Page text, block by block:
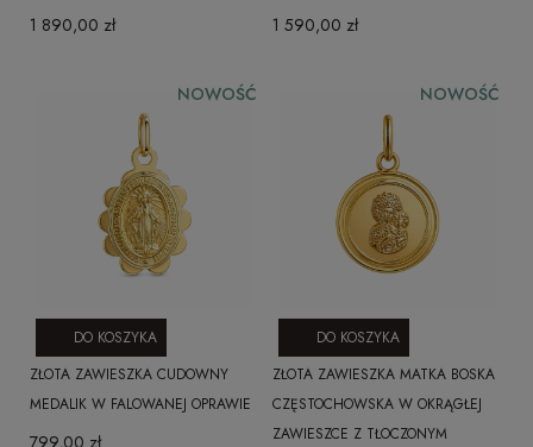
1 890,00 zł 1 590,00 zł
ZŁOTA ZAWIESZKA CUDOWNY
MEDALIK W FALOWANEJ OPRAWIE
799,00 zł
DO KOSZYKA
NOWOŚĆ
ZŁOTA ZAWIESZKA MATKA BOSKA
CZĘSTOCHOWSKA W OKRĄGŁEJ
ZAWIESZCE Z TŁOCZONYM
DO KOSZYKA
NOWOŚĆ